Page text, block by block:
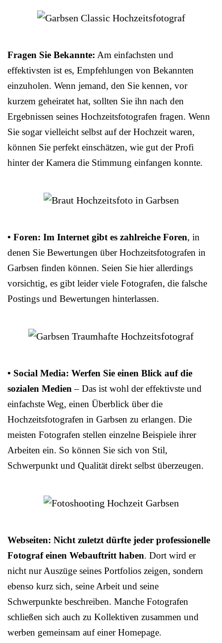
Fragen Sie Bekannte: Am einfachsten und
effektivsten ist es, Empfehlungen von Bekannten
einzuholen. Wenn jemand, den Sie kennen, vor
kurzem geheiratet hat, sollten Sie ihn nach den
Ergebnissen seines Hochzeitsfotografen fragen. Wenn
Sie sogar vielleicht selbst auf der Hochzeit waren,
können Sie perfekt einschätzen, wie gut der Profi
hinter der Kamera die Stimmung einfangen konnte.
• Foren: Im Internet gibt es zahlreiche Foren, in
denen Sie Bewertungen über Hochzeitsfotografen in
Garbsen finden können. Seien Sie hier allerdings
vorsichtig, es gibt leider viele Fotografen, die falsche
Postings und Bewertungen hinterlassen.
• Social Media: Werfen Sie einen Blick auf die
sozialen Medien – Das ist wohl der effektivste und
einfachste Weg, einen Überblick über die
Hochzeitsfotografen in Garbsen zu erlangen. Die
meisten Fotografen stellen einzelne Beispiele ihrer
Arbeiten ein. So können Sie sich von Stil,
Schwerpunkt und Qualität direkt selbst überzeugen.
Webseiten: Nicht zuletzt dürfte jeder professionelle
Fotograf einen Webauftritt haben. Dort wird er
nicht nur Auszüge seines Portfolios zeigen, sondern
ebenso kurz sich, seine Arbeit und seine
Schwerpunkte beschreiben. Manche Fotografen
schließen sich auch zu Kollektiven zusammen und
werben gemeinsam auf einer Homepage.